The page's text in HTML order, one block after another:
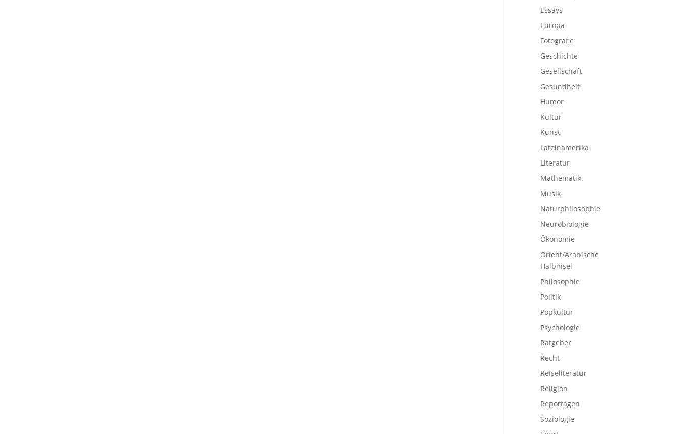
Essays
Europa
Fotografie
Geschichte
Gesellschaft
Gesundheit
Humor
Kultur
Kunst
Lateinamerika
Literatur
Mathematik
Musik
Naturphilosophie
Neurobiologie
Ökonomie
Orient/Arabische
Halbinsel
Philosophie
Politik
Popkultur
Psychologie
Ratgeber
Recht
Reiseliteratur
Religion
Reportagen
Soziologie